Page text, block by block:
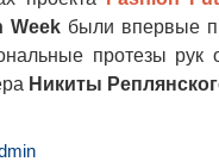
Week были впервые
протезы рук
Никиты